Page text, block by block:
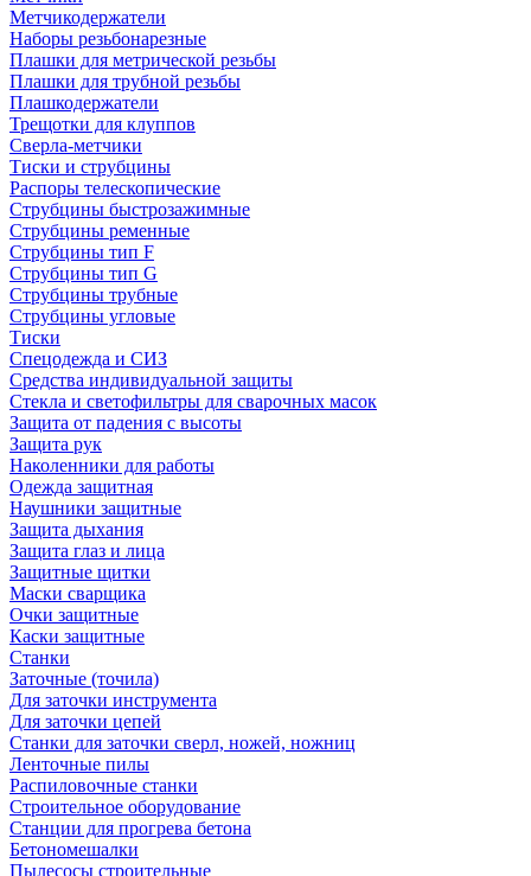
Метчикодержатели
Наборы резьбонарезные
Плашки для метрической резьбы
Плашки для трубной резьбы
Плашкодержатели
Трещотки для клуппов
Сверла-метчики
Тиски и струбцины
Распоры телескопические
Струбцины быстрозажимные
Струбцины ременные
Струбцины тип F
Струбцины тип G
Струбцины трубные
Струбцины угловые
Тиски
Спецодежда и СИЗ
Средства индивидуальной защиты
Стекла и светофильтры для сварочных масок
Защита от падения с высоты
Защита рук
Наколенники для работы
Одежда защитная
Наушники защитные
Защита дыхания
Защита глаз и лица
Защитные щитки
Маски сварщика
Очки защитные
Каски защитные
Станки
Заточные (точила)
Для заточки инструмента
Для заточки цепей
Станки для заточки сверл, ножей, ножниц
Ленточные пилы
Распиловочные станки
Строительное оборудование
Станции для прогрева бетона
Бетономешалки
Пылесосы строительные